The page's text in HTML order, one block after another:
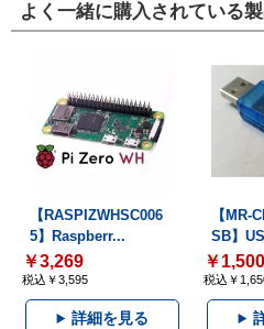
よく一緒に購入されている
【RASPIZWHSC006
5】Raspberr...
￥3,269
税込￥3,595
詳細を見る
【MR-
SB】
￥1,500
税込￥